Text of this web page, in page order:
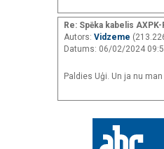
Re: Spēka kabelis
Autors: Vidzeme
Datums: 06/02/2024
Paldies Uģi. Un ja nu